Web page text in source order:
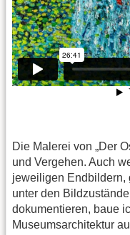
Die Malerei von „Der
und Vergehen. Auch
jeweiligen Endbildern,
unter den
dokumentieren, baue
Museumsarchitektur